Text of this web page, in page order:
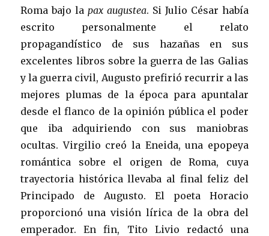
Roma bajo la pax augustea. Si Julio César había
escrito personalmente el relato
propagandístico de sus hazañas en sus
excelentes libros sobre la guerra de las Galias
y la guerra civil, Augusto prefirió recurrir a las
mejores plumas de la época para apuntalar
desde el flanco de la opinión pública el poder
que iba adquiriendo con sus maniobras
ocultas. Virgilio creó la Eneida, una epopeya
romántica sobre el origen de Roma, cuya
trayectoria histórica llevaba al final feliz del
Principado de Augusto. El poeta Horacio
proporcionó una visión lírica de la obra del
emperador. En fin, Tito Livio redactó una